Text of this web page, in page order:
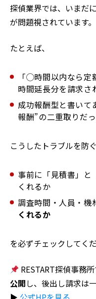
探偵業界では、いまだに
が問題視されています。
たとえば、
「◯時間以内なら定
時間延長分を請求さ
成功報酬型と書いて
報酬”の二重取りだ
こうしたトラブルを防ぐ
事前に「見積書」と
くれるか
調査時間・人員・機
くれるか
を必ずチェックしてくだ
RESTART探偵事務
公開し、後出し請求は